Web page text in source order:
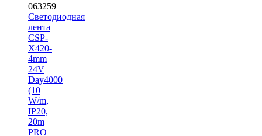
063259
Светодиодная
лента
CSP-
X420-
4mm
24V
Day4000
(10
W/m,
IP20,
20m
PRO